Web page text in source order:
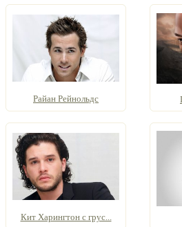
Райан Рейнольдс
Кит Харингтон с грус...